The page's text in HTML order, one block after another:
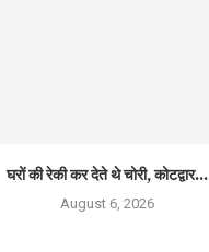
घरों की रेकी कर देते थे चोरी, कोटद्वार...
August 6, 2026